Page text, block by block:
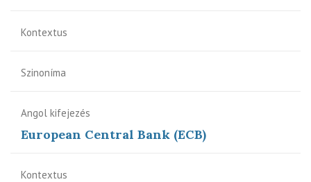
Kontextus
Szinoníma
Angol kifejezés
European Central Bank (ECB)
Kontextus